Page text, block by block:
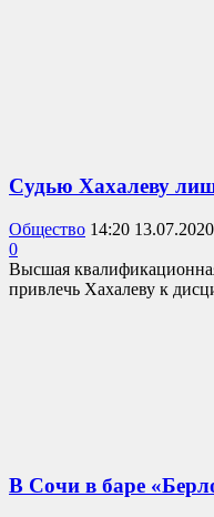
Судью Хахалеву
Общество 14:20 13.07.2020
0
Высшая
привлечь Хахалеву к
В Сочи в баре